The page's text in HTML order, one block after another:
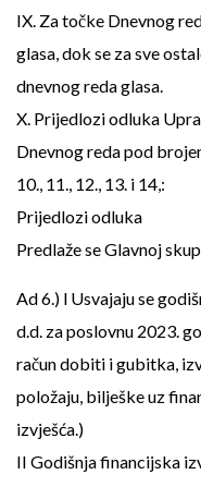
IX. Za točke Dnevnog
glasa, dok se za sve
dnevnog reda glasa.
X. Prijedlozi odluka
Dnevnog reda pod
10., 11., 12., 13. i 14,:
Prijedlozi odluka
Predlaže se Glavnoj
Ad 6.) l Usvajaju se
d.d. za poslovnu 2023.
račun dobiti i gubitka,
položaju, bilješke uz
izvješća.)
II Godišnja financijska